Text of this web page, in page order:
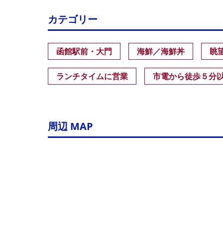
カテゴリー
函館駅前・大門 海鮮／海鮮丼 眺
ランチタイムに営業 市電から徒歩５分
周辺 MAP